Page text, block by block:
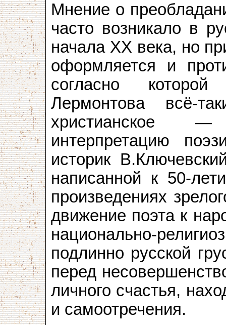
Мнение о
часто возникало в
начала XX века, но
оформляется и
согласно
Лермонтова всё-
христианское
интерпретацию
историк
написанной к 50-
произведениях
движение поэта к
национально-
подлинно русской
перед
личного счастья,
и самоотречения.